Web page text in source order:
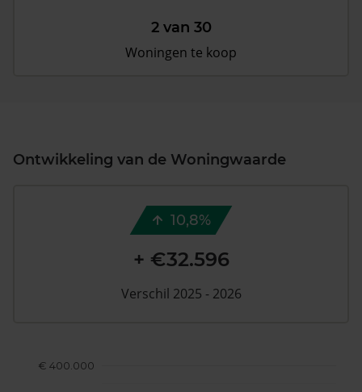
2 van 30
Woningen te koop
Ontwikkeling van de Woningwaarde
€ 400.000
10,8%
+ €32.596
Verschil 2025 - 2026